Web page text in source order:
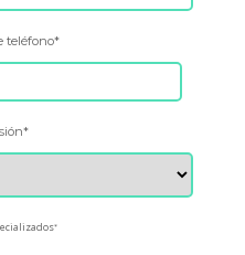
teléfono*
*
*